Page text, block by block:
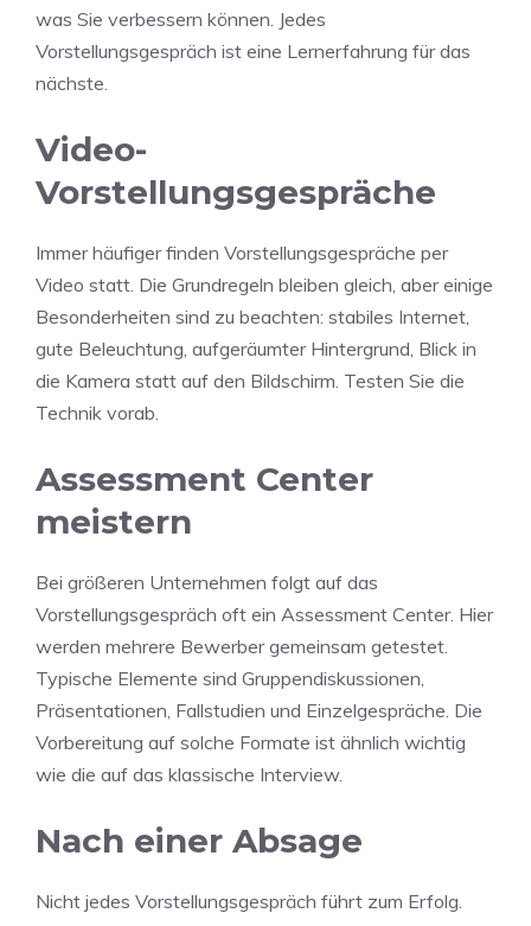
was Sie verbessern können. Jedes
Vorstellungsgespräch ist eine Lernerfahrung für das
nächste.
Video-
Vorstellungsgespräche
Immer häufiger finden Vorstellungsgespräche per
Video statt. Die Grundregeln bleiben gleich, aber einige
Besonderheiten sind zu beachten: stabiles Internet,
gute Beleuchtung, aufgeräumter Hintergrund, Blick in
die Kamera statt auf den Bildschirm. Testen Sie die
Technik vorab.
Assessment Center
meistern
Bei größeren Unternehmen folgt auf das
Vorstellungsgespräch oft ein Assessment Center. Hier
werden mehrere Bewerber gemeinsam getestet.
Typische Elemente sind Gruppendiskussionen,
Präsentationen, Fallstudien und Einzelgespräche. Die
Vorbereitung auf solche Formate ist ähnlich wichtig
wie die auf das klassische Interview.
Nach einer Absage
Nicht jedes Vorstellungsgespräch führt zum Erfolg.